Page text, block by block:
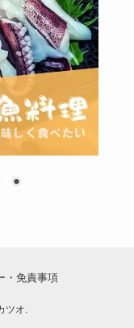
・免責事項
ツオ.